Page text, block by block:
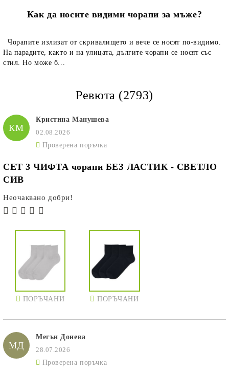
Как да носите видими чорапи за мъже?
Чорапите излизат от скривалището и вече се носят по-видимо.
На парадите, както и на улицата, дългите чорапи се носят със
стил. Но може б...
Ревюта (2793)
КМ
Кристина Манушева
02.08.2026
Проверена поръчка
СЕТ 3 ЧИФТА чорапи БЕЗ ЛАСТИК - СВЕТЛО
СИВ
Неочаквано добри!
ПОРЪЧАНИ ПОРЪЧАНИ
МД
Мегън Донева
28.07.2026
Проверена поръчка